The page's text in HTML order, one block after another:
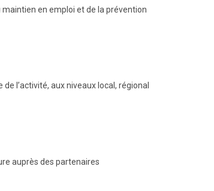
en emploi et de la prévention
l’activité, aux niveaux local, régional
auprès des partenaires